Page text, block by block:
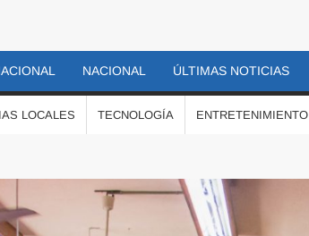
NACIONAL ÚLTIMAS NOTICIAS
LOCALES TECNOLOGÍA ENTRETENIMIENTO